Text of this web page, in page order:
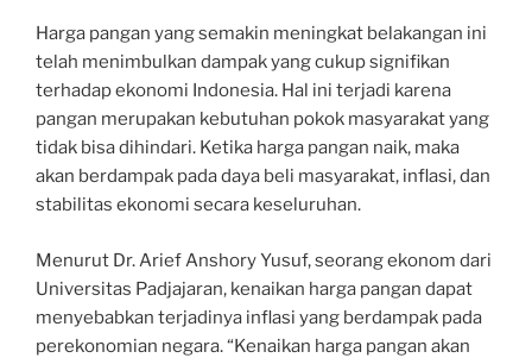
Harga pangan yang semakin meningkat belakangan ini
telah menimbulkan dampak yang cukup signifikan
terhadap ekonomi Indonesia. Hal ini terjadi karena
pangan merupakan kebutuhan pokok masyarakat yang
tidak bisa dihindari. Ketika harga pangan naik, maka
akan berdampak pada daya beli masyarakat, inflasi, dan
stabilitas ekonomi secara keseluruhan.
Menurut Dr. Arief Anshory Yusuf, seorang ekonom dari
Universitas Padjajaran, kenaikan harga pangan dapat
menyebabkan terjadinya inflasi yang berdampak pada
perekonomian negara. “Kenaikan harga pangan akan